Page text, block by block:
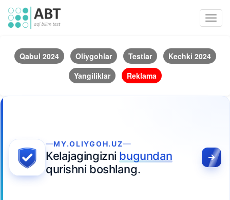
Qabul 2024 Oliygohlar Testlar
Kechki 2024
Yangiliklar
Reklama
MY.OLIYGOH.UZ
Kelajagingizni bugundan
qurishni boshlang.